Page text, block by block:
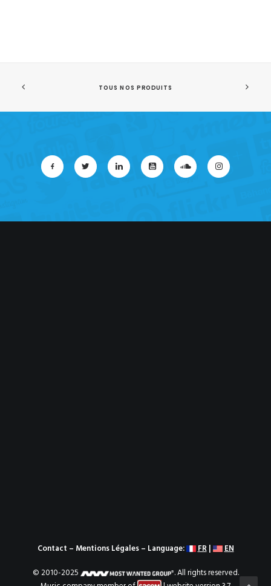
TOUS NOS PRODUITS
Contact – Mentions Légales– Language: FR|
EN
© 2010-2025
. All rights reserved.